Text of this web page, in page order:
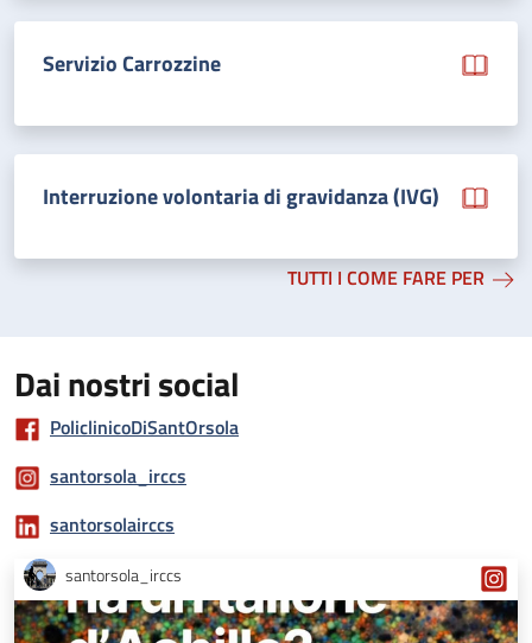
Servizio Carrozzine
Interruzione volontaria di gravidanza (IVG)
TUTTI I COME FARE PER
Dai nostri social
PoliclinicoDiSantOrsola
santorsola_irccs
santorsolairccs
santorsola_irccs